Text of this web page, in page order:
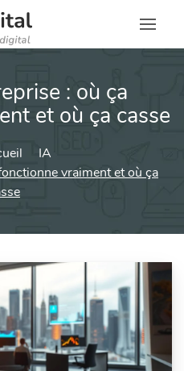
: où ça
et où ça casse
IA
vraiment et où ça